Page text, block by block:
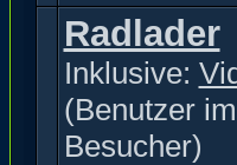
Radlader
Inklusive:
(Benutzer
Besucher)